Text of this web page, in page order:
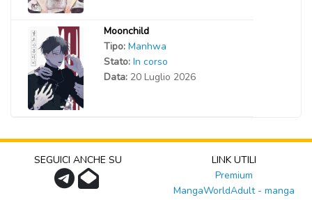
Moonchild
Tipo: Manhwa
Stato: In corso
Data: 20 Luglio 2026
SEGUICI ANCHE SU
LINK UTILI
Premium
MangaWorldAdult - manga